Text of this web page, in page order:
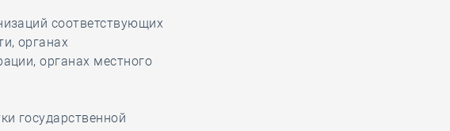
соответствующих
органах
органах местного
государственной